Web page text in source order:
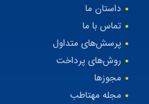
داستان ما
تماس با ما
پرسش‌های متداول
روش‌های پرداخت
مجوزها
مجله مهتاطب